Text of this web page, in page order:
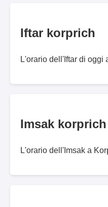
Iftar korprich
L'orario dell'Iftar di oggi
Imsak korprich
L'orario dell'Imsak a